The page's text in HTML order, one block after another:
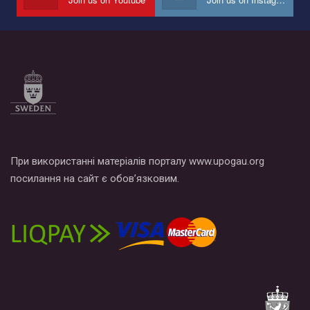
При використанні матеріалів порталу www.upogau.org
посилання на сайт є обов’язковим.